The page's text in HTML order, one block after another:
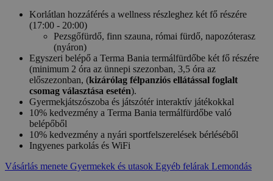
Korlátlan hozzáférés a wellness részleghez két fő részére
(17:00 - 20:00)
Pezsgőfürdő, finn szauna, római fürdő, napozóterasz
(nyáron)
Egyszeri belépő a Terma Bania termálfürdőbe két fő részére
(minimum 2 óra az ünnepi szezonban, 3,5 óra az
előszezonban, (kizárólag félpanziós ellátással foglalt
csomag választása esetén).
Gyermekjátszószoba és játszótér interaktív játékokkal
10% kedvezmény a Terma Bania termálfürdőbe való
belépőből
10% kedvezmény a nyári sportfelszerelések bérléséből
Ingyenes parkolás és WiFi
Vásárlás menete Gyermekek és utasok Egyéb felárak Lemondás